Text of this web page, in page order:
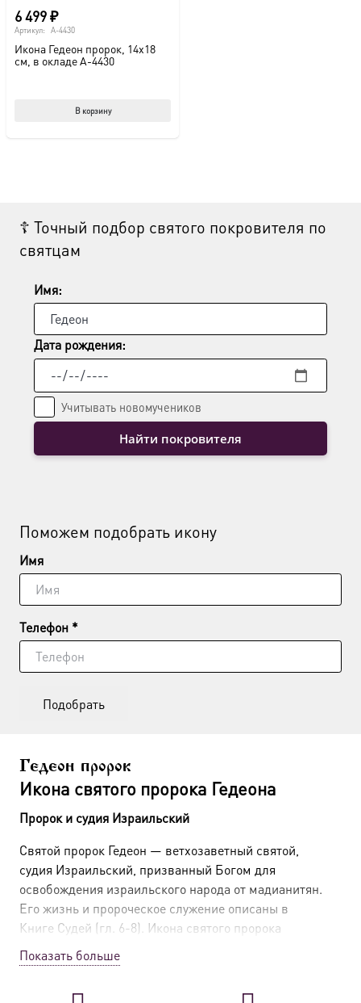
6 499₽
Артикул: A-4430
Икона Гедеон пророк, 14х18
см, в окладе A-4430
В корзину
☦ Точный подбор святого покровителя по
святцам
Имя:
Дата рождения:
Учитывать новомучеников
Найти покровителя
Поможем подобрать икону
Имя
Телефон *
Подобрать
Гедеон пророк
Икона святого пророка Гедеона
Пророк и судия Израильский
Святой пророк Гедеон — ветхозаветный святой,
судия Израильский, призванный Богом для
освобождения израильского народа от мадианитян.
Его жизнь и пророческое служение описаны в
Книге Судей (гл. 6-8). Икона святого пророка
Гедеона — это образ мужественного воина и
прозорливца, чье заступничество особенно значимо
Показать больше